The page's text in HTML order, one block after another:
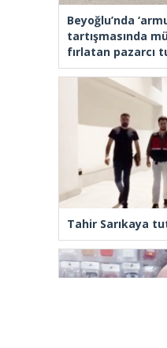
Beyoğlu’nda
tartışmasında
fırlatan pazarcı
Tahir Sarıkaya